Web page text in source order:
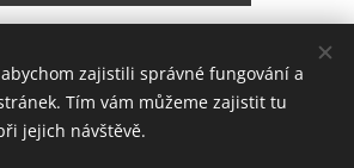
zajistili správné fungování a
Tím vám můžeme zajistit tu
jejich návštěvě.